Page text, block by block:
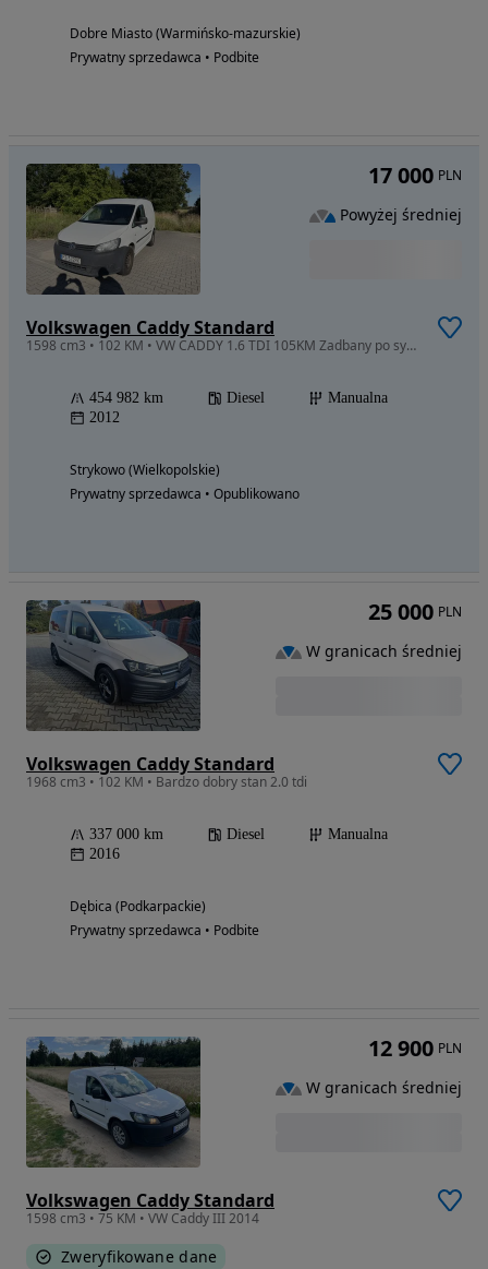
Dobre Miasto (Warmińsko-mazurskie)
Prywatny sprzedawca • Podbite
Volkswagen Caddy Standard
1598 cm3 • 102 KM • VW CADDY 1.6 TDI 105KM Zadbany po systematycznych przeglądach
454 982 km Diesel
Manualna
2012
Strykowo (Wielkopolskie)
Prywatny sprzedawca • Opublikowano
17 000 PLN
Powyżej średniej
Volkswagen Caddy Standard
1968 cm3 • 102 KM • Bardzo dobry stan 2.0 tdi
337 000 km Diesel
Manualna
2016
Dębica (Podkarpackie)
Prywatny sprzedawca • Podbite
25 000 PLN
W granicach średniej
Volkswagen Caddy Standard
1598 cm3 • 75 KM • VW Caddy III 2014
Zweryfikowane dane
12 900 PLN
W granicach średniej